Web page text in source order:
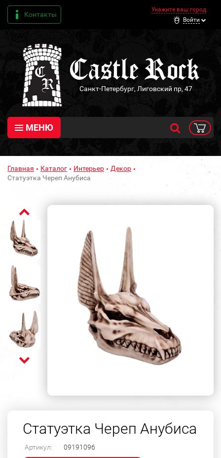
Контакты
Укажите ваш город
Войти
Санкт-Петербург, Лиговский пр, 47
МЕНЮ
Главная Каталог Интерьер
Декор
Статуэтка Череп Анубиса
Статуэтка Череп Анубиса
Артикул: 09191096